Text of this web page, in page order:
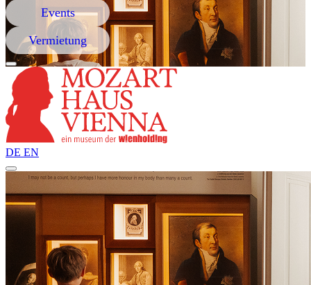
Events
Vermietung
DE EN